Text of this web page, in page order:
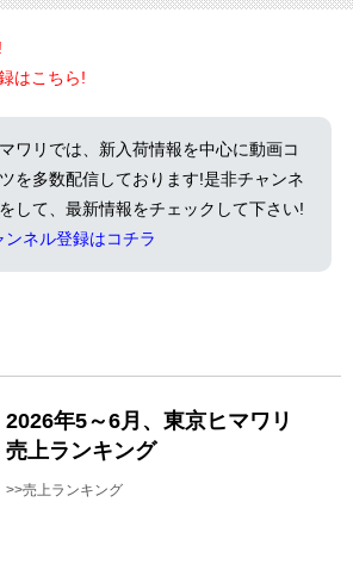
はこちら!
ワリでは、新入荷情報を中心に動画コ
を多数配信しております!是非チャンネ
して、最新情報をチェックして下さい!
ンネル登録はコチラ
2026年5～6月、東京ヒマワリ
売上ランキング
>>売上ランキング